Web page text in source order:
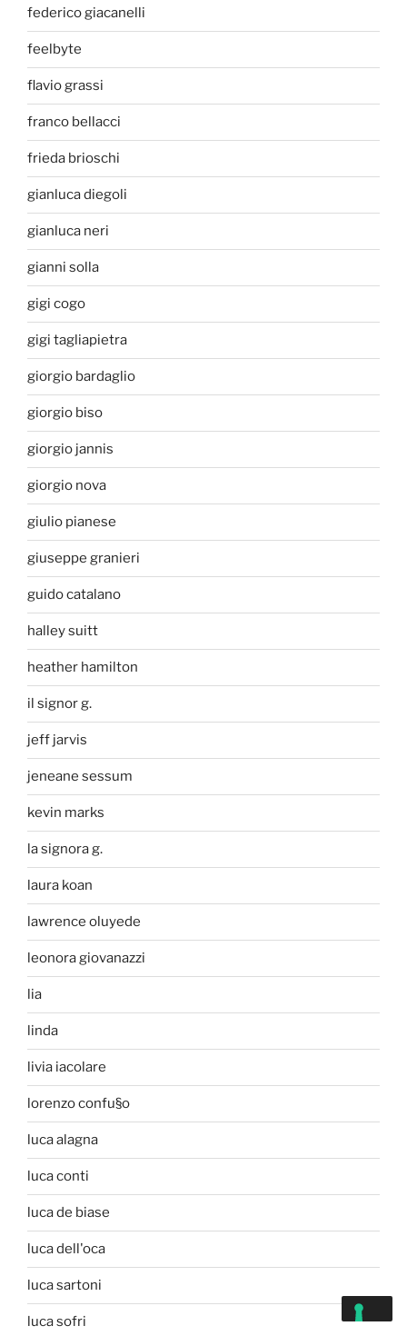
federico giacanelli
feelbyte
flavio grassi
franco bellacci
frieda brioschi
gianluca diegoli
gianluca neri
gianni solla
gigi cogo
gigi tagliapietra
giorgio bardaglio
giorgio biso
giorgio jannis
giorgio nova
giulio pianese
giuseppe granieri
guido catalano
halley suitt
heather hamilton
il signor g.
jeff jarvis
jeneane sessum
kevin marks
la signora g.
laura koan
lawrence oluyede
leonora giovanazzi
lia
linda
livia iacolare
lorenzo confu§o
luca alagna
luca conti
luca de biase
luca dell'oca
luca sartoni
luca sofri